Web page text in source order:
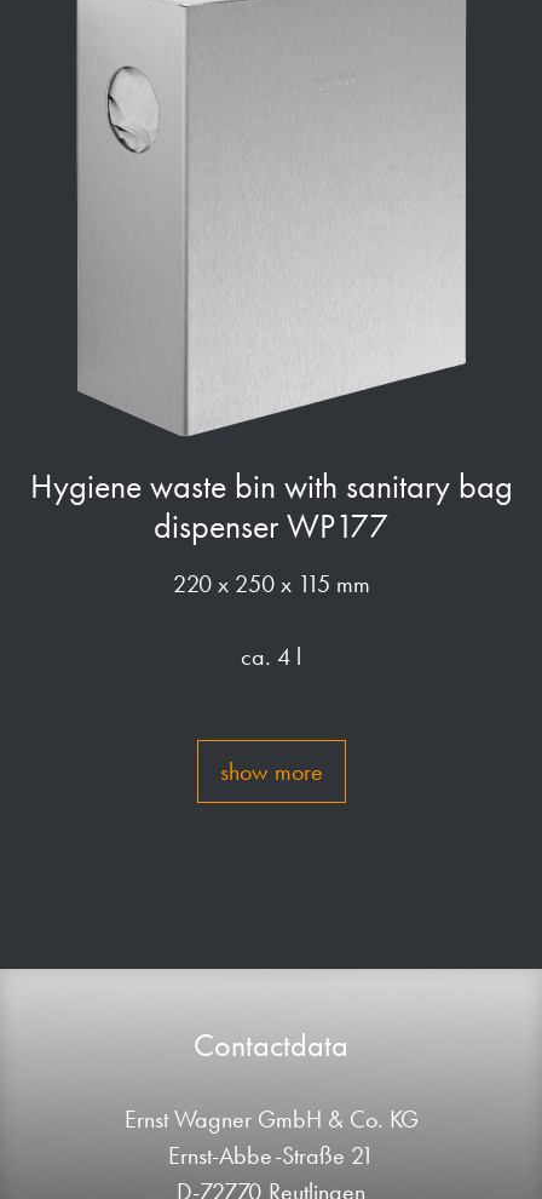
Hygiene waste bin with sanitary bag
dispenser WP177
220 x 250 x 115 mm
ca. 4 l
show more
Contactdata
Ernst Wagner GmbH & Co. KG
Ernst-Abbe-Straße 21
D-72770 Reutlingen